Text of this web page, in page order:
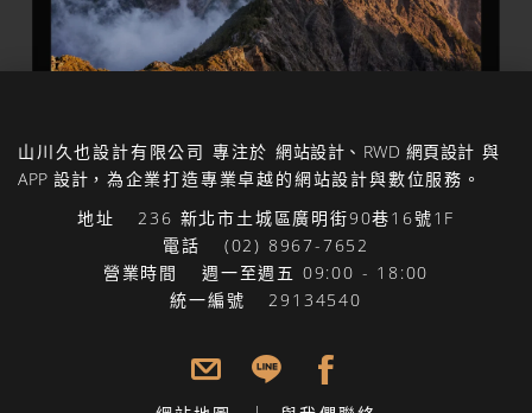
山川久也設計有限公司 專注於網站設計 、 RWD 網頁設計 與
APP 設計 ，為企業打造專業卓越的網站設計與數位服務。
地址
236 新北市土城區廣明街90巷16號1F
電話
(02) 8967-7652
營業時間
週一至週五 09:00 - 18:00
統一編號
29134540